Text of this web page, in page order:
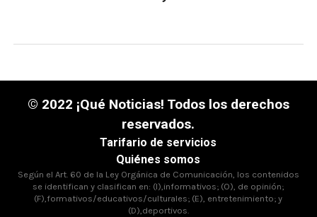
© 2022 ¡Qué Noticias! Todos los derechos
reservados.
Tarifario de servicios
Quiénes somos
Según el Art. 60 de la Ley Orgánica de Comunicación, los contenidos
se identifican y clasifican en: (I),informativos; (O), de opinión;
(F),formativos/educativos/culturales; (E), entretenimiento; y
(D),deportivos.